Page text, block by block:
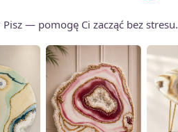
— pomogę Ci zacząć bez stresu.